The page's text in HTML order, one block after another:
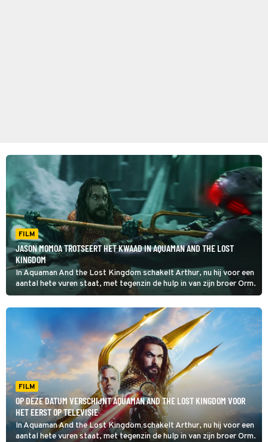
FILM
JASON MOMOA TROTSEERT HET KWAAD IN AQUAMAN AND THE LOST
KINGDOM
In Aquaman And the Lost Kingdom schakelt Arthur, nu hij voor een
aantal hete vuren staat, met tegenzin de hulp in van zijn broer Orm.
FILM
OP DEZE DATUM VERSCHIJNT AQUAMAN AND THE LOST KINGDOM VOOR
HET EERST OP TELEVISIE
In Aquaman And the Lost Kingdom schakelt Arthur, nu hij voor een
aantal hete vuren staat, met tegenzin de hulp in van zijn broer Orm.